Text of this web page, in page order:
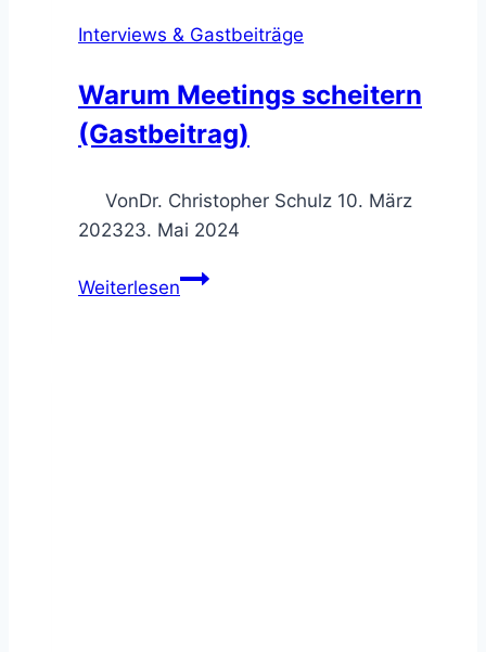
Interviews & Gastbeiträge
Warum Meetings scheitern
(Gastbeitrag)
VonDr. Christopher Schulz 10. März
202323. Mai 2024
WeiterlesenWarum